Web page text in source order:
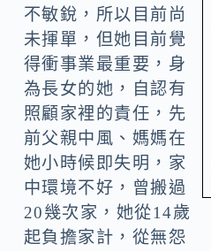
不敏銳，所以目前尚
未揮單，但她目前覺
得衝事業最重要，身
為長女的她，自認有
照顧家裡的責任，先
前父親中風、媽媽在
她小時候即失明，家
中環境不好，曾搬過
20幾次家，她從14歲
起負擔家計，從無怨